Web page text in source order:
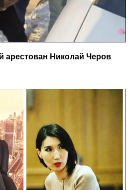
арестован Николай Черов